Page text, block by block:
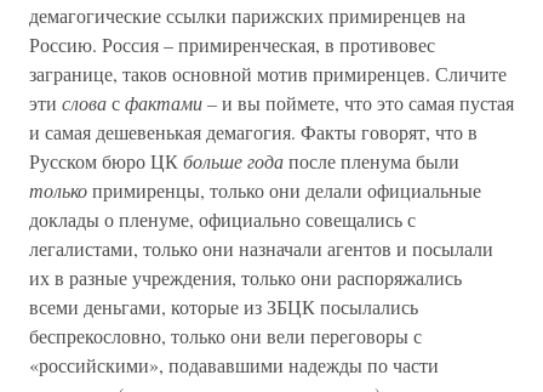
демагогические ссылки парижских примиренцев на
Россию. Россия – примиренческая, в противовес
загранице, таков основной мотив примиренцев. Сличите
эти словасфактами –и вы поймете, что это самая пустая
и самая дешевенькая демагогия. Факты говорят, что в
Русском бюро ЦК больше годапосле пленума были
толькопримиренцы, только они делали официальные
доклады о пленуме, официально совещались с
легалистами, только они назначали агентов и посылали
их в разные учреждения, только они распоряжались
всеми деньгами, которые из ЗБЦК посылались
беспрекословно, только они вели переговоры с
«российскими», подававшими надежды по части